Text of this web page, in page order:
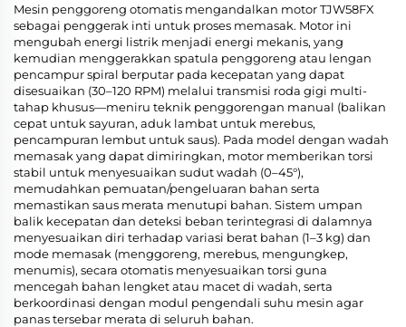
Mesin penggoreng otomatis mengandalkan motor TJW58FX
sebagai penggerak inti untuk proses memasak. Motor ini
mengubah energi listrik menjadi energi mekanis, yang
kemudian menggerakkan spatula penggoreng atau lengan
pencampur spiral berputar pada kecepatan yang dapat
disesuaikan (30–120 RPM) melalui transmisi roda gigi multi-
tahap khusus—meniru teknik penggorengan manual (balikan
cepat untuk sayuran, aduk lambat untuk merebus,
pencampuran lembut untuk saus). Pada model dengan wadah
memasak yang dapat dimiringkan, motor memberikan torsi
stabil untuk menyesuaikan sudut wadah (0–45°),
memudahkan pemuatan/pengeluaran bahan serta
memastikan saus merata menutupi bahan. Sistem umpan
balik kecepatan dan deteksi beban terintegrasi di dalamnya
menyesuaikan diri terhadap variasi berat bahan (1–3 kg) dan
mode memasak (menggoreng, merebus, mengungkep,
menumis), secara otomatis menyesuaikan torsi guna
mencegah bahan lengket atau macet di wadah, serta
berkoordinasi dengan modul pengendali suhu mesin agar
panas tersebar merata di seluruh bahan.